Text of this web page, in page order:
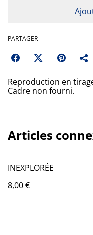
PARTAGER
Reproduction en
Cadre non fourni.
Articles
INEXPLORÉE
8,00 €